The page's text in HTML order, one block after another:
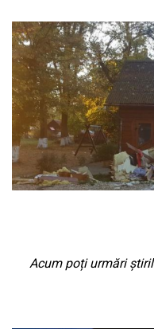
Acum poți urmări